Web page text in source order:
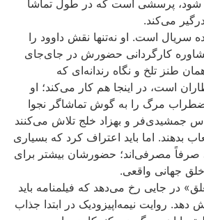
شود، پرسشی است که در طول تماشا
می‌کند.
سریال است. او نه‌تنها نقش داوود را
کارگردانی حضورش در جای‌جای
طنز تلخ و نگاه رندانه‌ای که
است، در اینجا هم کار می‌کند؛ او
مرگ را به گوش تماشاگر نجوا
جمشیدی‌فر و بهزاد خلج تلاش می‌کنند
بدهند. اما باید اعتراف کرد که بسیاری
مصرفی‌اند؛ حضورشان بیشتر برای
جهانی واقعی.
در جایی رخ می‌دهد که فیلمنامه باید
دهد. روایت نیمه‌اپیزودیک در ابتدا جذاب